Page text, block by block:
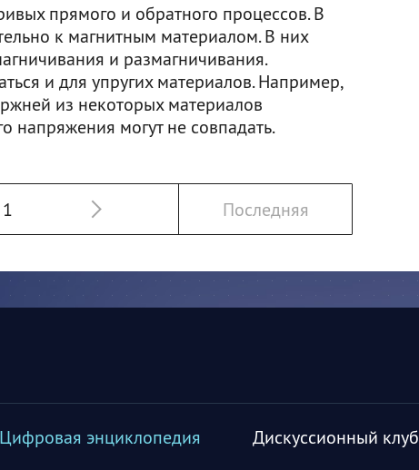
прямого и обратного процессов. В
к магнитным материалом. В них
и размагничивания.
и для упругих материалов. Например,
из некоторых материалов
напряжения могут не совпадать.
1 Последняя
Цифровая энциклопедия Дискуссионный клуб